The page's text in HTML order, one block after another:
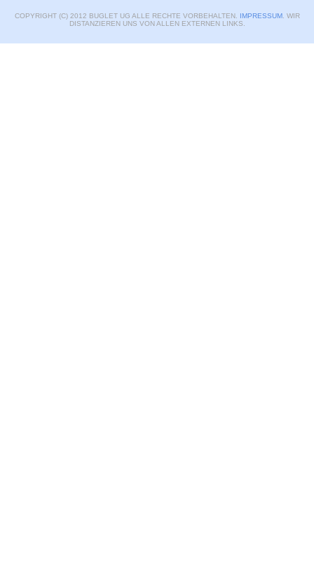
COPYRIGHT (C) 2012 BUGLET UG ALLE RECHTE VORBEHALTEN. IMPRESSUM. WIR
DISTANZIEREN UNS VON ALLEN EXTERNEN LINKS.